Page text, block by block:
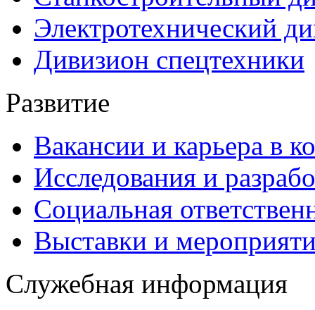
Электротехнический
Дивизион спецтехники
Развитие
Вакансии и карьера в
Исследования и
Социальная
Выставки и
Служебная информация